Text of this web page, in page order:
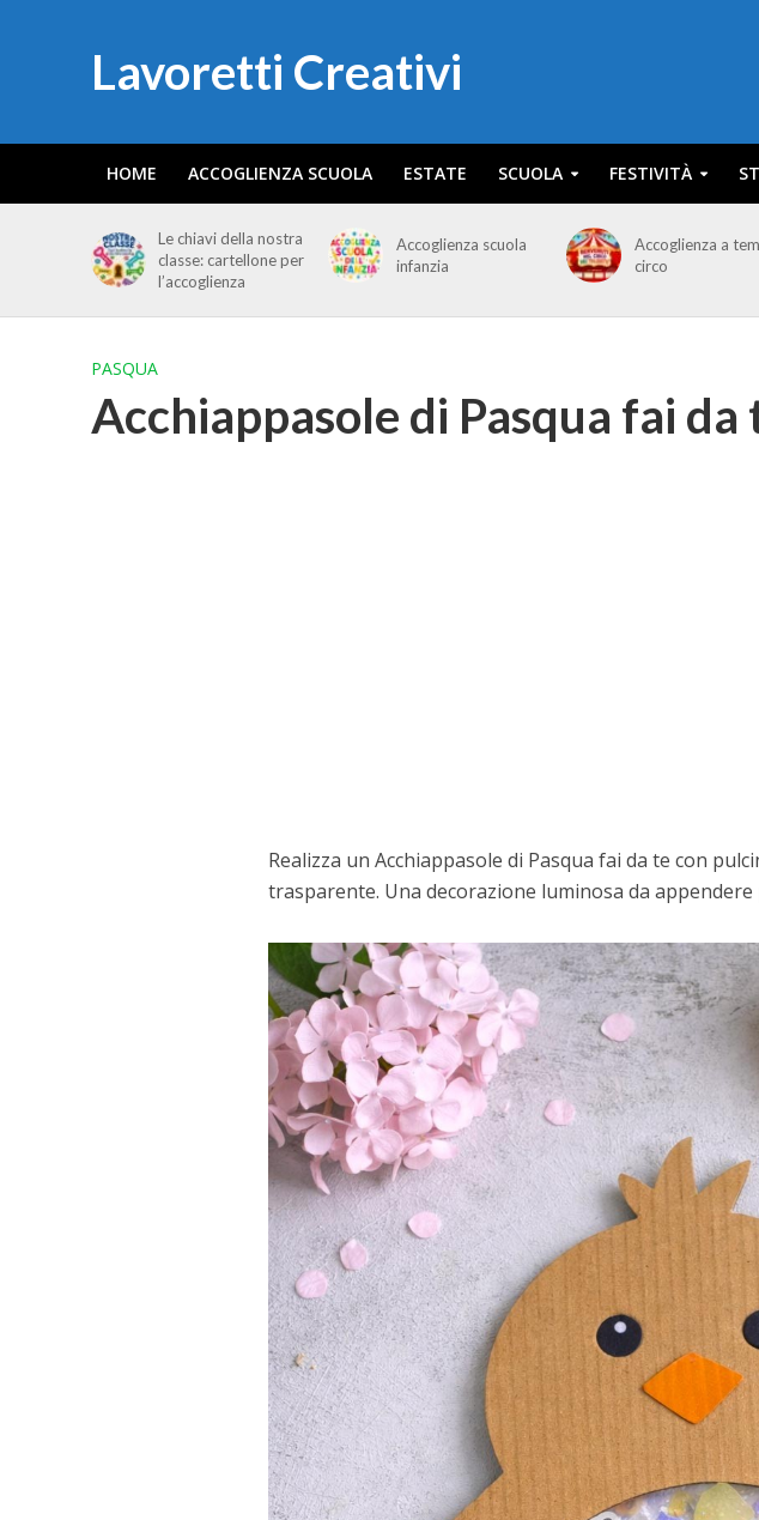
Lavoretti Creativi
HOME ACCOGLIENZA SCUOLA ESTATE SCUOLA FESTIVITÀ
Le chiavi della nostra
classe: cartellone per
l’accoglienza
Accoglienza scuola
infanzia
Accoglienza a
circo
PASQUA
Acchiappasole di Pasqua fai
Realizza un Acchiappasole di Pasqua fai da te con
trasparente. Una decorazione luminosa da